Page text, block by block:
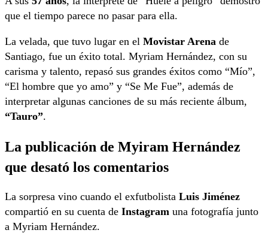
que el tiempo parece no pasar para ella.
La velada, que tuvo lugar en el Movistar Arena de
Santiago, fue un éxito total. Myriam Hernández, con su
carisma y talento, repasó sus grandes éxitos como “Mío”,
“El hombre que yo amo” y “Se Me Fue”, además de
interpretar algunas canciones de su más reciente álbum,
“Tauro”.
La publicación de Myiram Hernández
que desató los comentarios
La sorpresa vino cuando el exfutbolista Luis Jiménez
compartió en su cuenta de Instagram una fotografía junto
a Myriam Hernández.